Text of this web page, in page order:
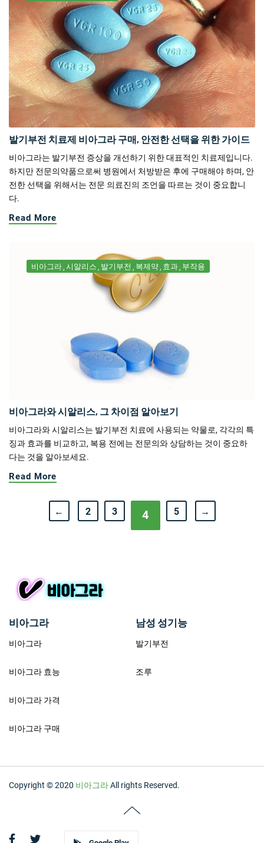
발기부전 치료제 비아그라 구매, 안전한 선택을 위한 가이드
비아그라는 발기부전 증상을 개선하기 위한 대표적인 치료제입니다.
하지만 전문의약품으로써 병원에서 처방받은 후에 구매해야 하며, 안
전한 선택을 위해서는 전문 의료진의 조언을 따르는 것이 중요합니
다.
Read More
비아그라 시알리스 발기부전 복제약 효과 부작용
비아그라와 시알리스, 그 차이점 알아보기
비아그라와 시알리스는 발기부전 치료에 사용되는 약물로, 각각의 특
징과 효과를 비교하고, 복용 전에는 전문의와 상담하는 것이 중요하
다는 것을 알아보세요.
Read More
← 2 3 4 5 →
비아그라
비아그라
비아그라 효능
비아그라 가격
비아그라 구매
남성 성기능
발기부전
조루
Copyright © 2020 비아그라All rights Reserved.